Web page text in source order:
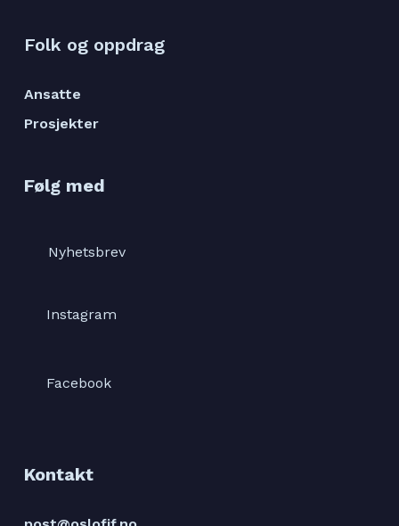
Folk og oppdrag
Ansatte
Prosjekter
Følg med
Nyhetsbrev
Instagram
Facebook
Kontakt